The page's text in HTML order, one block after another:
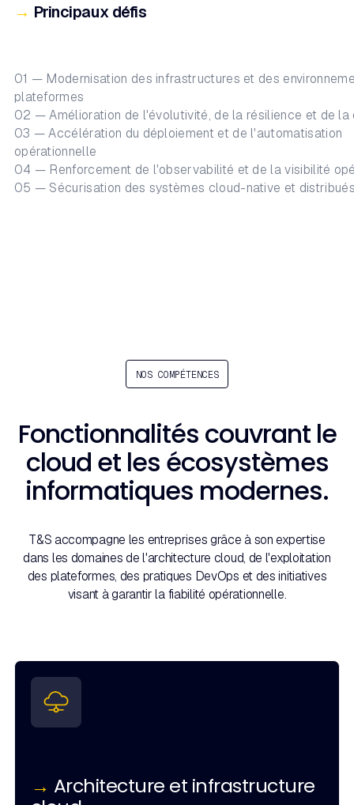
→ Principaux défis
01 — Modernisation des infrastructures et des
plateformes
02 — Amélioration de l'évolutivité, de la résilience et de
03 — Accélération du déploiement et de l'automatisation
opérationnelle
04 — Renforcement de l'observabilité et de la visibilité
05 — Sécurisation des systèmes cloud-native et
NOS COMPÉTENCES
Fonctionnalités couvrant le
cloud et les écosystèmes
informatiques modernes.
T&S accompagne les entreprises grâce à son expertise
dans les domaines de l'architecture cloud, de l'exploitation
des plateformes, des pratiques DevOps et des initiatives
visant à garantir la fiabilité opérationnelle.
→ Architecture et infrastructure